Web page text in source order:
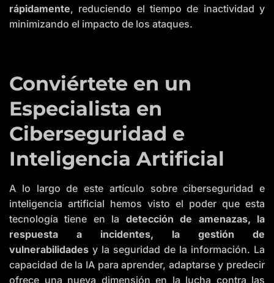
rápidamente, reduciendo el tiempo de inactividad y
minimizando el impacto de los ataques.
Conviértete en un
Especialista en
Ciberseguridad e
Inteligencia Artificial
A lo largo de este artículo sobre ciberseguridad e
inteligencia artificial hemos visto el poder que esta
tecnología tiene en la detección de amenazas, la
respuesta a incidentes, la gestión de
vulnerabilidades y la seguridad de la información. La
capacidad de la IA para aprender, adaptarse y predecir
ofrece una nueva dimensión en la lucha contra las